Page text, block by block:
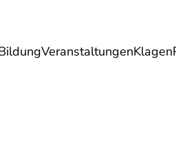
VeranstaltungenKlagen
Energie Reise